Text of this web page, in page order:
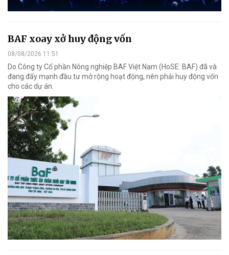
BAF xoay xở huy động vốn
08/08/2026 11:51
Do Công ty Cổ phần Nông nghiệp BAF Việt Nam (HoSE: BAF) đã và
đang đẩy mạnh đầu tư mở rộng hoạt động, nên phải huy động vốn
cho các dự án.